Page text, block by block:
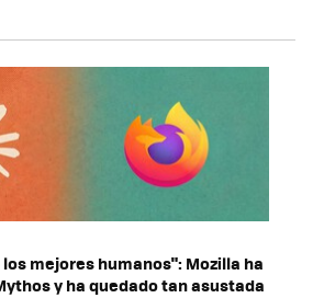
mejores humanos": Mozilla ha
y ha quedado tan asustada